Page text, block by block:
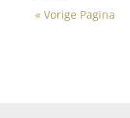
« Vorige Pagina